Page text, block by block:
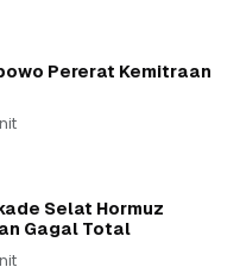
Pererat Kemitraan
Selat Hormuz
Gagal Total